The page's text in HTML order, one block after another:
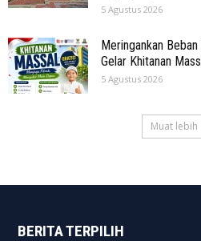
5 Agustus 2026
Meringankan
Gelar Khitanan
5 Agustus 2026
Muat lebih
BERITA TERPILIH